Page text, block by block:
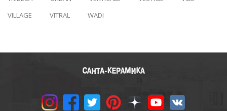
VILLAGE
VITRAL WADI